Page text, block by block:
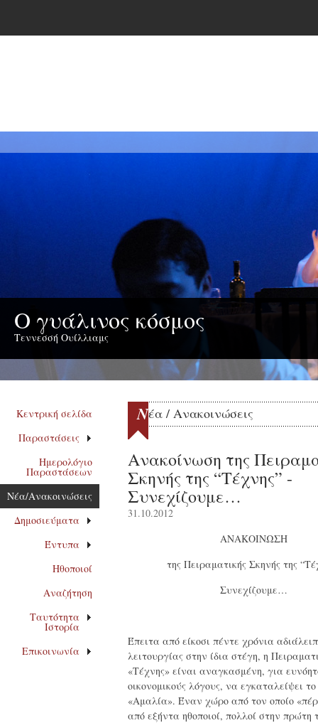
Ο γυάλινος κόσμος
Τεννεσσή Ουίλλιαμς
Κεντρική σελίδα
Παραστάσεις
Ημερολόγιο
Παραστάσεων
Νέα/Ανακοινώσεις
Δημοσιεύματα
Έντυπα
Ηθοποιοί
Αναζήτηση
Ταυτότητα
Ιστορία
Επικοινωνία
Νέα / Ανακοινώσεις
Ανακοίνωση της
Σκηνής της “Τέχνης” -
Συνεχίζουμε…
31.10.2012
ΑΝΑΚΟΙΝΩΣΗ
της Πειραματικής Σκηνής της
Συνεχίζουμε…
Έπειτα από είκοσι πέντε χρόνια
λειτουργίας στην ίδια στέγη, η
«Τέχνης» είναι αναγκασμένη, για
οικονομικούς λόγους, να εγκαταλείψει
«Αμαλία». Έναν χώρο από τον οποίο
από εξήντα ηθοποιοί, πολλοί στην πρώτη